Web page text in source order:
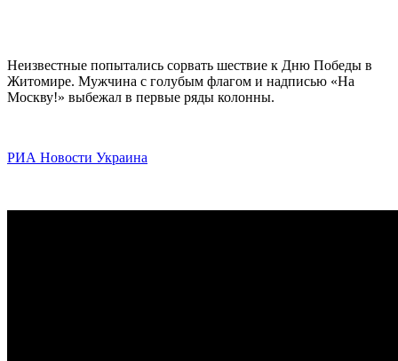
Неизвестные попытались сорвать шествие к Дню Победы в
Житомире. Мужчина с голубым флагом и надписью «На
Москву!» выбежал в первые ряды колонны.
РИА Новости Украина